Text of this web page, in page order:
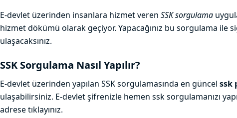
E-devlet üzerinden insanlara hizmet veren SSK sorgulama
hizmet dökümü olarak geçiyor. Yapacağınız bu sorgulama ile
ulaşacaksınız.
SSK Sorgulama Nasıl Yapılır?
E-devlet üzerinden yapılan SSK sorgulamasında en güncel ssk
ulaşabilirsiniz. E-devlet şifrenizle hemen ssk sorgulamanızı
adrese tıklayınız.